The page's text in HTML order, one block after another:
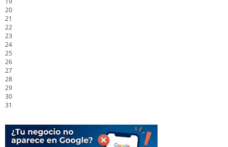
20
21
22
23
24
25
26
27
28
29
30
31